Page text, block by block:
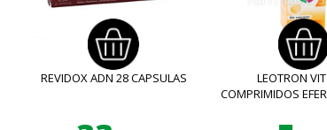
REVIDOX ADN 28 CAPSULAS
LEOTRON
COMPRIMIDOS